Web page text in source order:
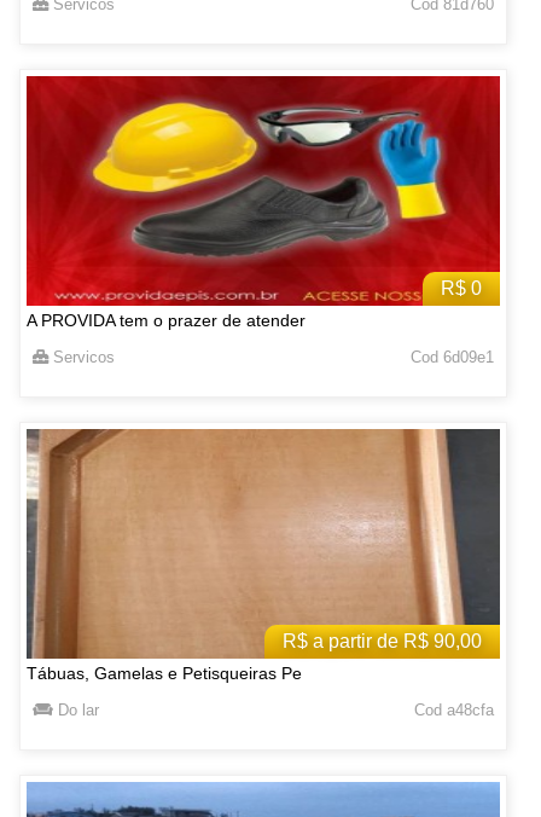
Servicos Cod 81d760
R$ 0
A PROVIDA tem o prazer de atender
Servicos Cod 6d09e1
R$ a partir de R$ 90,00
Tábuas, Gamelas e Petisqueiras Pe
Do lar Cod a48cfa